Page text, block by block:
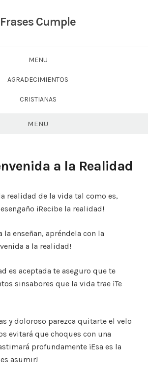
Frases Cumple
MENU
AGRADECIMIENTOS
CRISTIANAS
MENU
a la Realidad
realidad de la vida tal como es,
¡Recibe la realidad!
la enseñan, apréndela con la
a la realidad!
es aceptada te aseguro que te
sinsabores que la vida trae ¡Te
y doloroso parezca quitarte el velo
evitará que choques con una
profundamente ¡Esa es la
asumir!